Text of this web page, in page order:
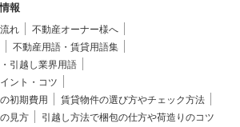
報
れ
不動産オーナー様へ
不動産用語・賃貸用語集
引越し業界用語
ント・コツ
初期費用
賃貸物件の選び方やチェック方法
見方
引越し方法で梱包の仕方や荷造りのコツ